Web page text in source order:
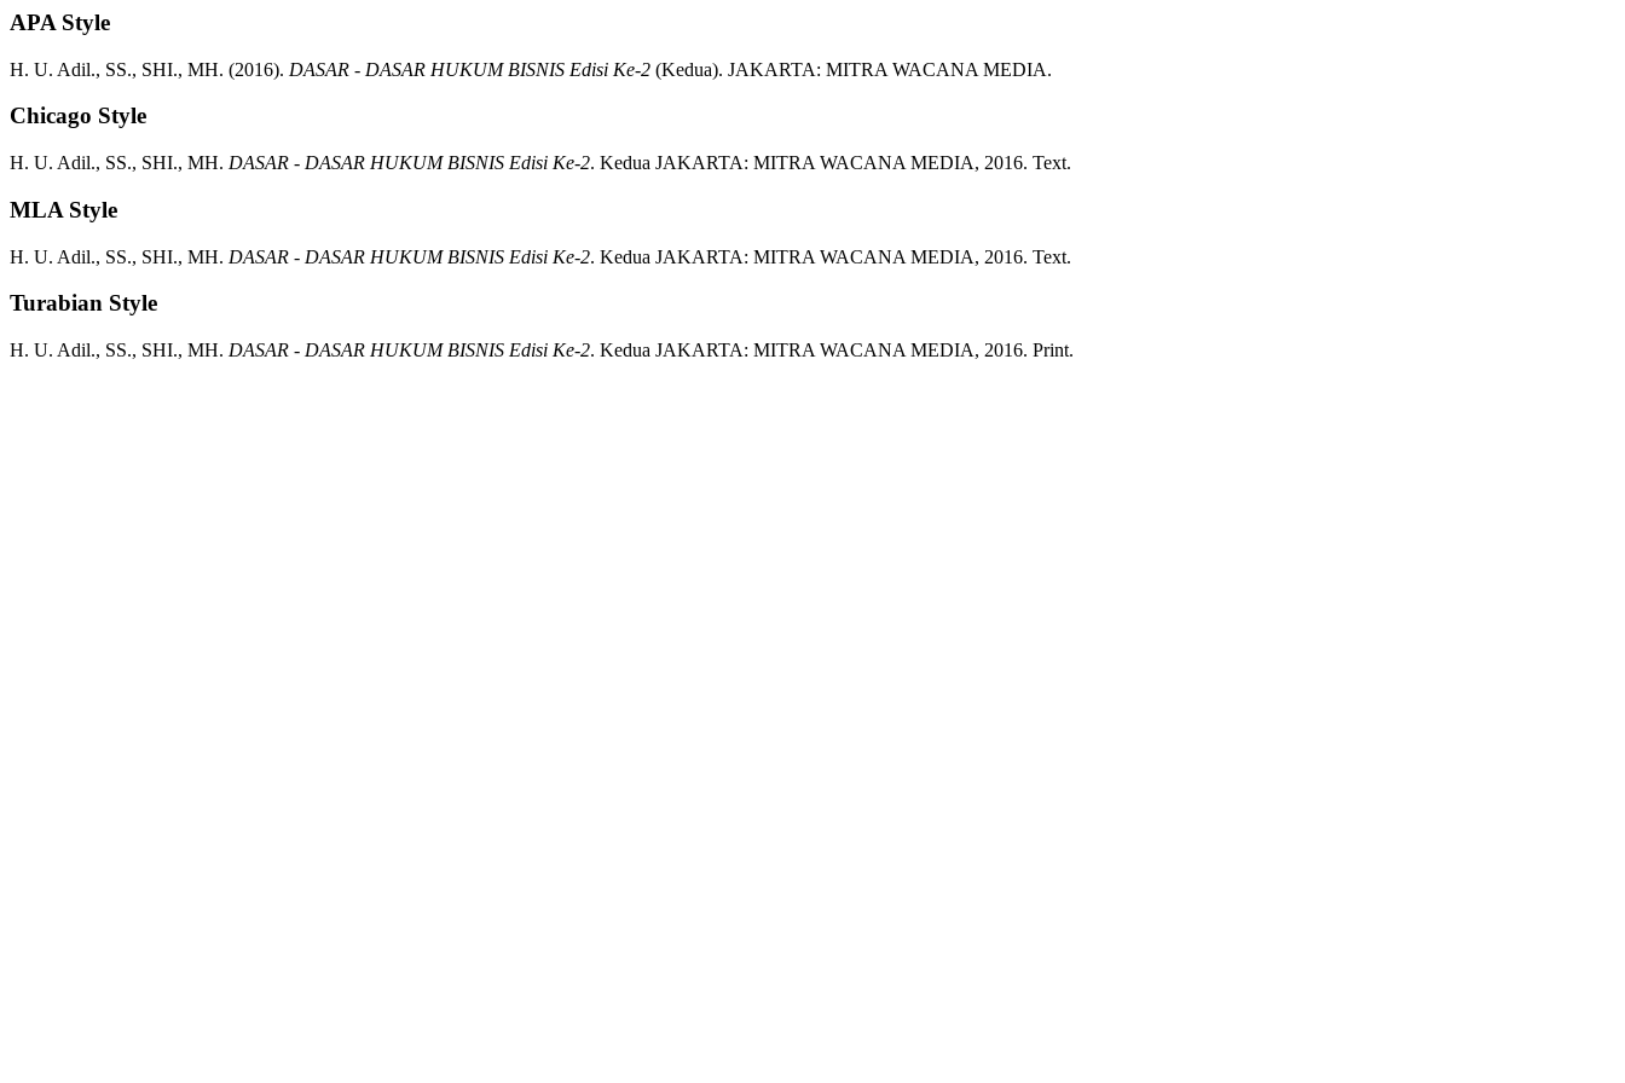
APA Style
H. U. Adil., SS., SHI., MH. (2016). DASAR - DASAR HUKUM BISNIS Edisi Ke-2 (Kedua). JAKARTA: MITRA WACANA MEDIA.
Chicago Style
H. U. Adil., SS., SHI., MH. DASAR - DASAR HUKUM BISNIS Edisi Ke-2. Kedua JAKARTA: MITRA WACANA MEDIA, 2016. Text.
MLA Style
H. U. Adil., SS., SHI., MH. DASAR - DASAR HUKUM BISNIS Edisi Ke-2. Kedua JAKARTA: MITRA WACANA MEDIA, 2016. Text.
Turabian Style
H. U. Adil., SS., SHI., MH. DASAR - DASAR HUKUM BISNIS Edisi Ke-2. Kedua JAKARTA: MITRA WACANA MEDIA, 2016. Print.